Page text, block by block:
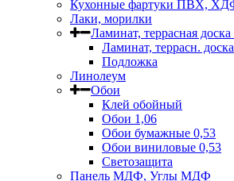
Кухонные фартуки ПВХ,
Лаки, морилки
Ламинат, террасная
Ламинат, террасн. доска
Подложка
Линолеум
Обои
Клей обойный
Обои 1,06
Обои бумажные 0,53
Обои виниловые 0,53
Светозащита
Панель МДФ, Углы МДФ